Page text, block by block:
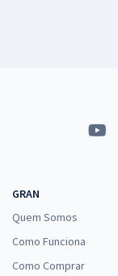
GRAN
Quem Somos
Como Funciona
Como Comprar